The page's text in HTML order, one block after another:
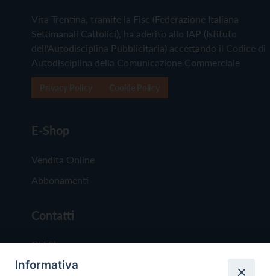
Vita Trentina, tramite la Fisc (Federazione Italiana
Settimanali Cattolici), ha aderito allo IAP (Istituto
dell'Autodisciplina Pubblicitaria) accettando il Codice di
Autodisciplina della Comunicazione Commerciale
E-Shop
Vendita Online
Abbonamenti
Contatti
Chi Siamo
Redazione
Informativa